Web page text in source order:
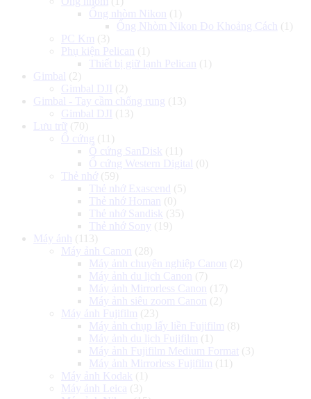
Ống nhòm Nikon
(1)
Ống Nhòm Nikon Đo Khoảng Cách
(1)
PC Km (3)
Phụ kiện Pelican
(1)
Thiết bị giữ lạnh Pelican
(1)
Gimbal (2)
Gimbal DJI (2)
Gimbal - Tay cầm chống rung (13)
Gimbal DJI (13)
Lưu trữ (70)
Ổ cứng (11)
Ổ cứng SanDisk (11)
Ổ cứng Western Digital (0)
Thẻ nhớ (59)
Thẻ nhớ Exascend
(5)
Thẻ nhớ Homan
(0)
Thẻ nhớ Sandisk (35)
Thẻ nhớ Sony (19)
Máy ảnh
(113)
Máy ảnh Canon
(28)
Máy ảnh chuyên nghiệp Canon
(2)
Máy ảnh du lịch Canon
(7)
Máy ảnh Mirrorless Canon
(17)
Máy ảnh siêu zoom Canon
(2)
Máy ảnh Fujifilm (23)
Máy ảnh chụp lấy liền Fujifilm (8)
Máy ảnh du lịch Fujifilm (1)
Máy ảnh Fujifilm Medium Format (3)
Máy ảnh Mirrorless Fujifilm (11)
Máy ảnh Kodak (1)
Máy ảnh Leica (3)